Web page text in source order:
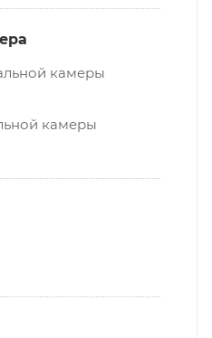
камеры
камеры